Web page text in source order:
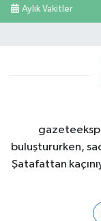
Aylık Vakitler
buluştururken,
Şatafattan